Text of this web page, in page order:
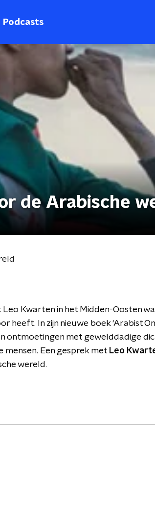
Podcasts
de Arabische
Kwarten in het Midden-Oosten
heeft. In zijn nieuwe boek ‘Arabist
ontmoetingen met gewelddadige
Een gesprek met Leo
wereld.